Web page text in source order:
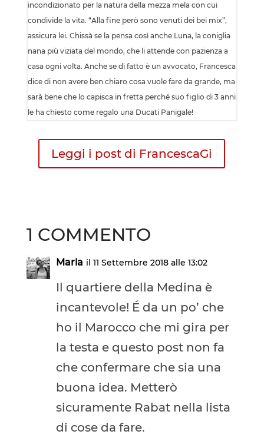
incondizionato per la natura della mezza mela con cui
condivide la vita. “Alla fine però sono venuti dei bei mix”,
assicura lei. Chissà se la pensa così anche Luna, la coniglia
nana più viziata del mondo, che li attende con pazienza a
casa ogni volta. Anche se di fatto è un avvocato, Francesca
dice di non avere ben chiaro cosa vuole fare da grande, ma
sarà bene che lo capisca in fretta perché suo figlio di 3 anni
le ha chiesto come regalo una Ducati Panigale!
Leggi i post di FrancescaGi
1 COMMENTO
Maria il 11 Settembre 2018 alle 13:02
Il quartiere della Medina è
incantevole! É da un po’ che
ho il Marocco che mi gira per
la testa e questo post non fa
che confermare che sia una
buona idea. Metterò
sicuramente Rabat nella lista
di cose da fare.